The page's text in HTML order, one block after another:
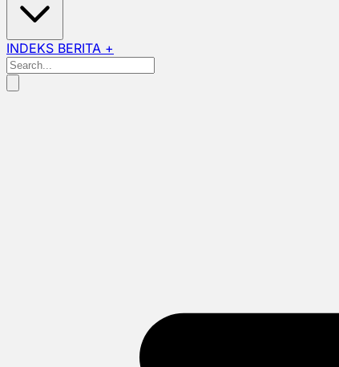
INDEKS BERITA +